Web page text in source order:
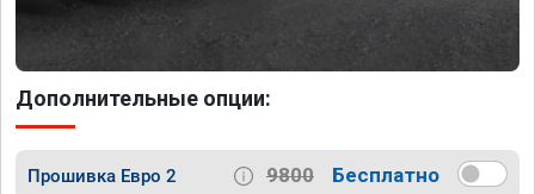
Дополнительные опции:
Прошивка Евро 2 9800 Бесплатно